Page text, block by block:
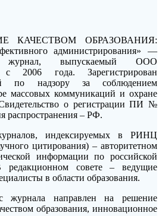
КАЧЕСТВОМ ОБРАЗОВАНИЯ:
администрирования» —
журнал, выпускаемый ООО
2006 года. Зарегистрирован
по надзору за соблюдением
массовых коммуникаций и охране
Свидетельство о регистрации ПИ №
распространения – РФ.
индексируемых в РИНЦ
цитирования) – авторитетном
информации по российской
редакционном совете – ведущие
в области образования.
журнала направлен на решение
образования, инновационное